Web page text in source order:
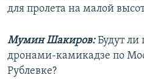
для пролета на малой
Мумин Шакиров:Будут ли
дронами-камикадзе по
Рублевке?